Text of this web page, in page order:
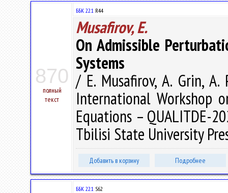
870
полный
текст
ББК 22.1 R44
Musafirov, E.
On Admissible
Systems
/ E. Musafirov, A. Grin,
International Workshop
Equations – QUALITDE-
Tbilisi State University
Добавить в корзину Подробнее
ББК 22.1 S62